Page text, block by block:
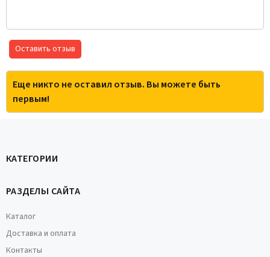
Оставить отзыв
Еще никто не оставил отзыв. Вы можете быть
первым!
КАТЕГОРИИ
РАЗДЕЛЫ САЙТА
Каталог
Доставка и оплата
Контакты